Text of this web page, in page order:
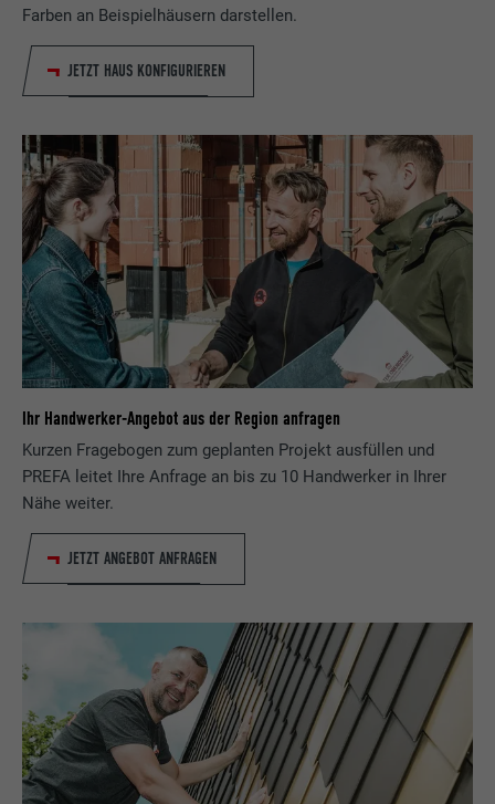
Farben an Beispielhäusern darstellen.
JETZT HAUS KONFIGURIEREN
Ihr Handwerker-Angebot aus der Region anfragen
Kurzen Fragebogen zum geplanten Projekt ausfüllen und
PREFA leitet Ihre Anfrage an bis zu 10 Handwerker in Ihrer
Nähe weiter.
JETZT ANGEBOT ANFRAGEN